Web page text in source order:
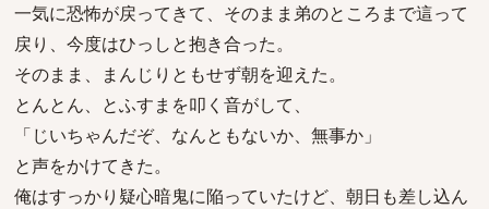
一気に恐怖が戻ってきて、そのまま弟のところまで這って
戻り、今度はひっしと抱き合った。
そのまま、まんじりともせず朝を迎えた。
とんとん、とふすまを叩く音がして、
「じいちゃんだぞ、なんともないか、無事か」
と声をかけてきた。
俺はすっかり疑心暗鬼に陥っていたけど、朝日も差し込ん